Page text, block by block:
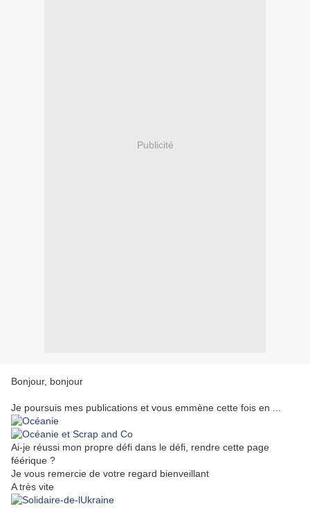
Publicité
Bonjour, bonjour
Je poursuis mes publications et vous emmène cette fois en ...
Ai-je réussi mon propre défi dans le défi, rendre cette page
féérique ?
Je vous remercie de votre regard bienveillant
A très vite